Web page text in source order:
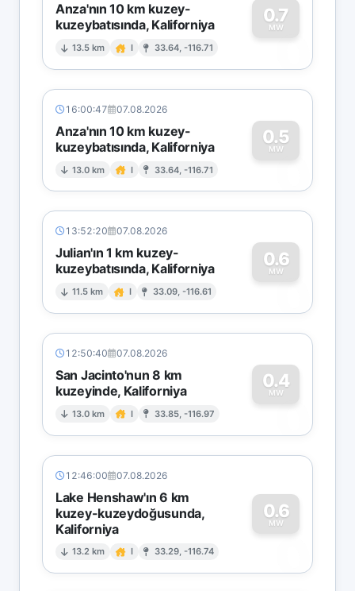
Anza'nın 10 km kuzey-
kuzeybatısında, Kaliforniya
13.5 km I 33.64, -116.71
0.7
MW
0
16:00:47 07.08.2026
Anza'nın 10 km kuzey-
kuzeybatısında, Kaliforniya
13.0 km I 33.64, -116.71
0.5
MW
0
13:52:20 07.08.2026
Julian'ın 1 km kuzey-
kuzeybatısında, Kaliforniya
11.5 km I 33.09, -116.61
0.6
MW
0
12:50:40 07.08.2026
San Jacinto'nun 8 km
kuzeyinde, Kaliforniya
13.0 km I 33.85, -116.97
0.4
MW
0
12:46:00 07.08.2026
Lake Henshaw'ın 6 km
kuzey-kuzeydoğusunda,
Kaliforniya
13.2 km I 33.29, -116.74
0.6
MW
0